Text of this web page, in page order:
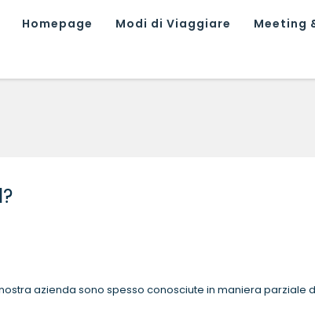
Homepage Modi di Viaggiare Meeting
azienda sono spesso conosciute in maniera parziale